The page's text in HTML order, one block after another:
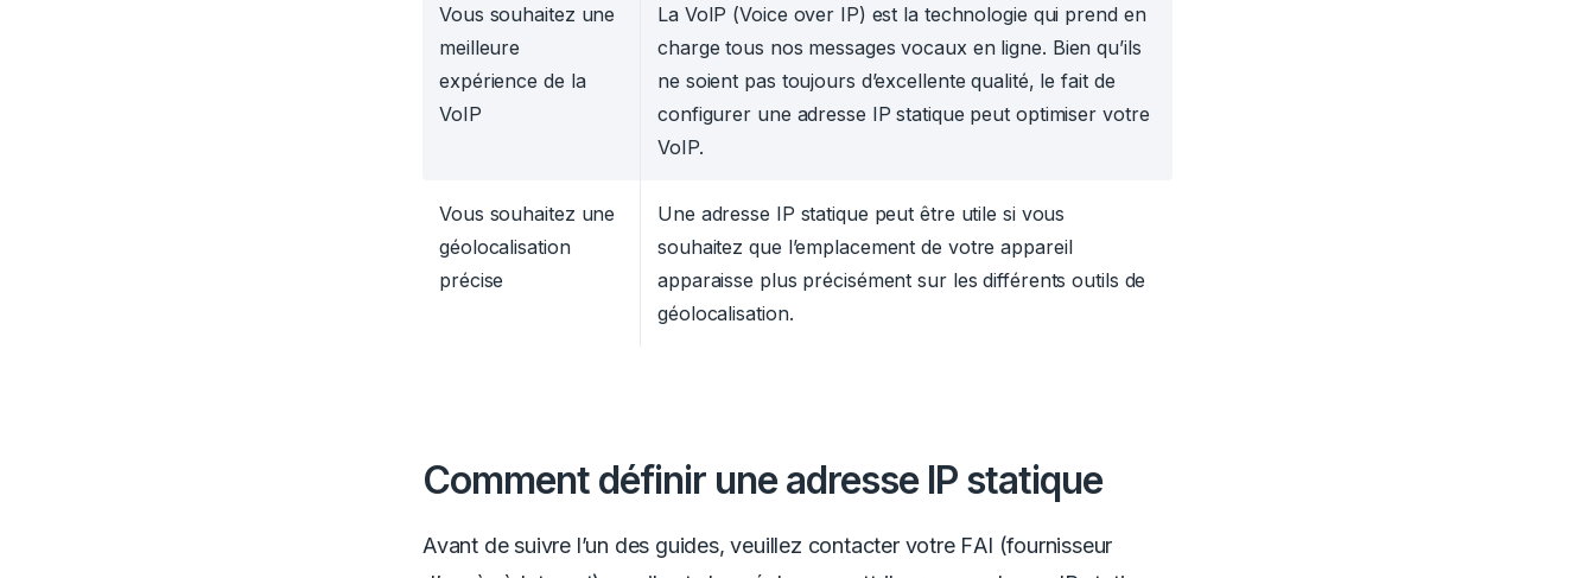
Vous souhaitez une
meilleure
expérience de la
VoIP
La VoIP (Voice over IP) est la technologie qui prend en
charge tous nos messages vocaux en ligne. Bien qu’ils
ne soient pas toujours d’excellente qualité, le fait de
configurer une adresse IP statique peut optimiser votre
VoIP.
Vous souhaitez une
géolocalisation
précise
Une adresse IP statique peut être utile si vous
souhaitez que l’emplacement de votre appareil
apparaisse plus précisément sur les différents outils de
géolocalisation.
Comment définir une adresse IP statique
Avant de suivre l’un des guides, veuillez contacter votre FAI (fournisseur